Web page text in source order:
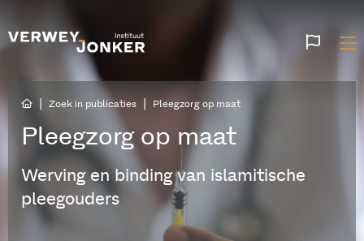
Zoek in publicaties Pleegzorg op maat
Pleegzorg op maat
Werving en binding van islamitische
pleegouders